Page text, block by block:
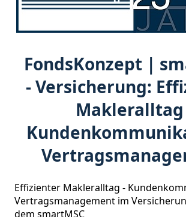
FondsKonzept |
- Versicherung:
Makleralltag
Effizienter Makleralltag -
Vertragsmanagement im
dem smartMSC